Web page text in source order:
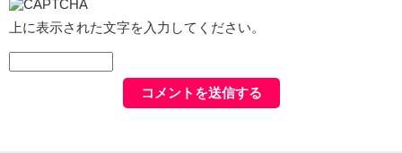
上に表示された文字を入力してください。